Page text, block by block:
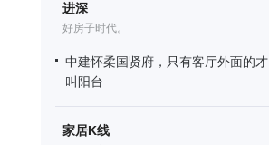
进深
好房子时代。
中建怀柔国贤府，只有客厅外面的才
叫阳台
家居K线